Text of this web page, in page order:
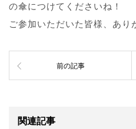
の傘につけてくださいね！
ご参加いただいた皆様、あり
前の記事
関連記事